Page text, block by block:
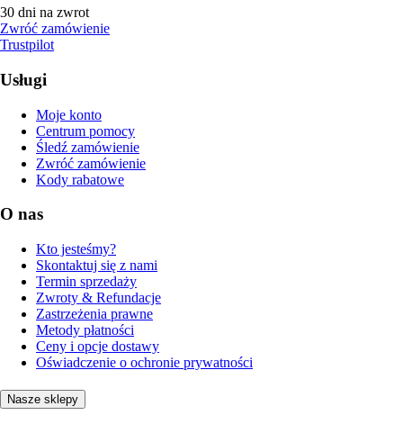
30 dni na zwrot
Zwróć zamówienie
Trustpilot
Usługi
Moje konto
Centrum pomocy
Śledź zamówienie
Zwróć zamówienie
Kody rabatowe
O nas
Kto jesteśmy?
Skontaktuj się z nami
Termin sprzedaży
Zwroty & Refundacje
Zastrzeżenia prawne
Metody płatności
Ceny i opcje dostawy
Oświadczenie o ochronie prywatności
Nasze sklepy